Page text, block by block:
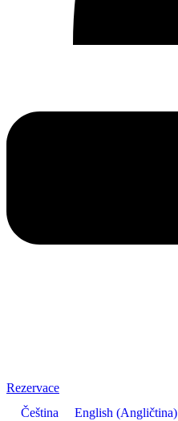
Rezervace
Čeština
English (Angličtina)